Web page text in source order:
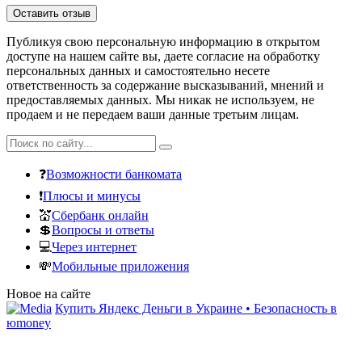
Публикуя свою персональную информацию в открытом
доступе на нашем сайте вы, даете согласие на обработку
персональных данных и самостоятельно несете
ответственность за содержание высказываний, мнений и
предоставляемых данных. Мы никак не используем, не
продаем и не передаем ваши данные третьим лицам.
❓Возможности банкомата
❗Плюсы и минусы
💒Сбербанк онлайн
💲Вопросы и ответы
💻Через интернет
💸Мобильные приложения
Новое на сайте
Купить Яндекс Деньги в Украине • Безопасность в
юmoney